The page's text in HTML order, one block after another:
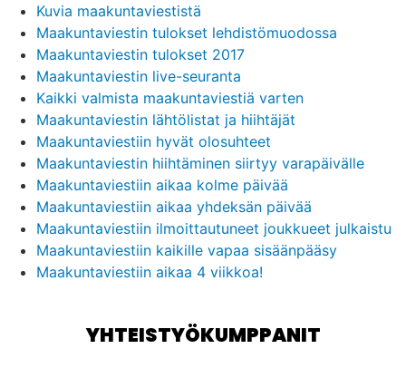
Kuvia maakuntaviestistä
Maakuntaviestin tulokset lehdistömuodossa
Maakuntaviestin tulokset 2017
Maakuntaviestin live-seuranta
Kaikki valmista maakuntaviestiä varten
Maakuntaviestin lähtölistat ja hiihtäjät
Maakuntaviestiin hyvät olosuhteet
Maakuntaviestin hiihtäminen siirtyy varapäivälle
Maakuntaviestiin aikaa kolme päivää
Maakuntaviestiin aikaa yhdeksän päivää
Maakuntaviestiin ilmoittautuneet joukkueet julkaistu
Maakuntaviestiin kaikille vapaa sisäänpääsy
Maakuntaviestiin aikaa 4 viikkoa!
YHTEISTYÖKUMPPANIT